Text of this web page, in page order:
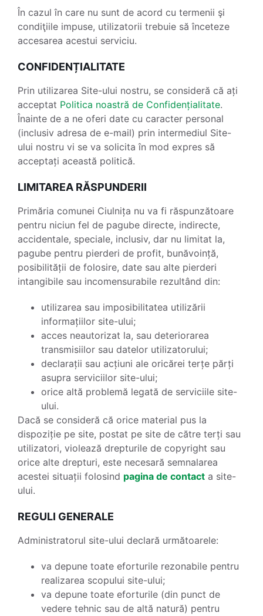
În cazul în care nu sunt de acord cu termenii şi
condiţiile impuse, utilizatorii trebuie să înceteze
accesarea acestui serviciu.
CONFIDENȚIALITATE
Prin utilizarea Site-ului nostru, se consideră că ați
acceptat Politica noastră de Confidențialitate.
Înainte de a ne oferi date cu caracter personal
(inclusiv adresa de e-mail) prin intermediul Site-
ului nostru vi se va solicita în mod expres să
acceptați această politică.
LIMITAREA RĂSPUNDERII
Primăria comunei Ciulnița nu va fi răspunzătoare
pentru niciun fel de pagube directe, indirecte,
accidentale, speciale, inclusiv, dar nu limitat la,
pagube pentru pierderi de profit, bunăvoință,
posibilității de folosire, date sau alte pierderi
intangibile sau incomensurabile rezultând din:
utilizarea sau imposibilitatea utilizării
informațiilor site-ului;
acces neautorizat la, sau deteriorarea
transmisiilor sau datelor utilizatorului;
declarații sau acțiuni ale oricărei terțe părți
asupra serviciilor site-ului;
orice altă problemă legată de serviciile site-
ului.
Dacă se consideră că orice material pus la
dispoziție pe site, postat pe site de către terți sau
utilizatori, violează drepturile de copyright sau
orice alte drepturi, este necesară semnalarea
acestei situații folosind pagina de contact a site-
ului.
REGULI GENERALE
Administratorul site-ului declară următoarele:
va depune toate eforturile rezonabile pentru
realizarea scopului site-ului;
va depune toate eforturile (din punct de
vedere tehnic sau de altă natură) pentru